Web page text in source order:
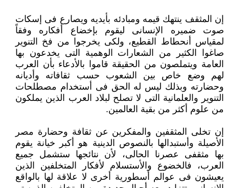
إن المثقف ينتهك قيمه ومبادئه بأيديه ويصارع فى إسكات
صوت ضميره الإنسانى ليقوم بإخضاع أفكاره وفقاً
لمقياس أنحطاط القطيع، ‏ولكى يخرجوا من فخ التنوير
صاغوا الكثير من الشعارات الوهمية التى يخدعون بها
العامة ويتملصون من الحقيقة قاموا بالأدعاء بأن ‏العرب
لهم وضع خاص بين الشعوب حسب ثقافاته وأديانه
وحضارته وبذلك ليس له الحق فى أستخدام مصطلحات
التنوير والعلمانية التى ‏لا تصلح لبلاد العرب الذين يملكون
من علوم أكثر من بقية العالمين.‏
إن تخلى المثقفين والمفكرين عن ثقافة وحضارة مصر
الأصيلة وأستبدالها بالنصوص الدينية هو أكبر خيانة يقوم
بها مثقفى عصرنا ‏الحالى، لأن نتائجها ستشمل جميع
العرب، فالخضوع والأستسلام لأفكار المتخلفين الذين
يعيشون فى عوالم أسطورية أخرى لا علاقة لها ‏بالواقع